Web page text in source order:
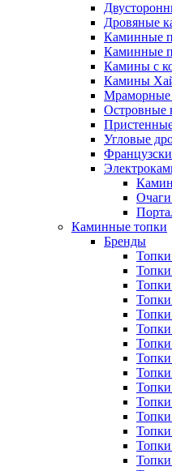
Дровяные
Каминные
Каминные
Камины с
Камины
Островные
Угловые
Очаги
Каминные топки
Бренды